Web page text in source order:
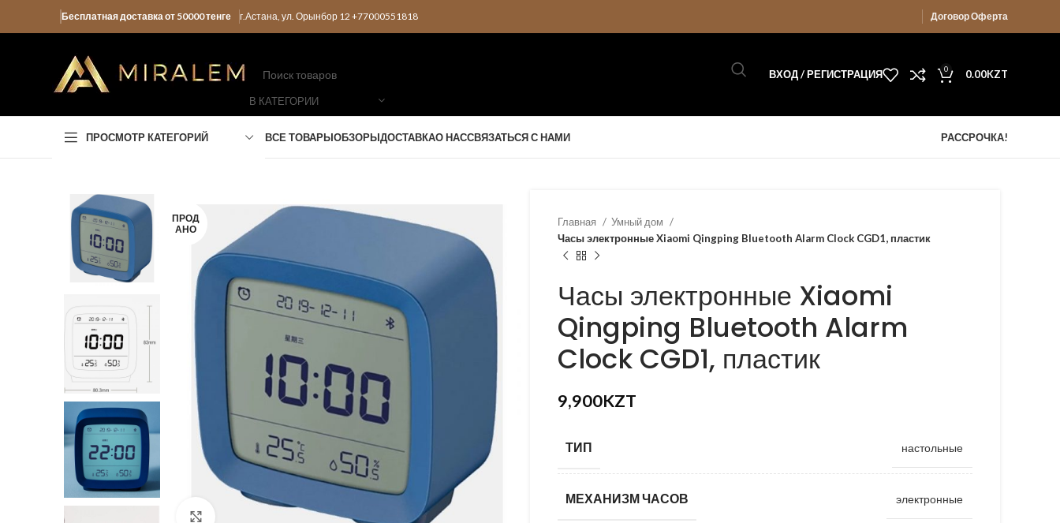
Бесплатная доставка от 50000 тенге г.Астана, ул. Орынбор 12 +77000551818 Договор Оферта
В КАТЕГОРИИ
ВХОД / РЕГИСТРАЦИЯ 0 0.00KZT
ПРОСМОТР КАТЕГОРИЙ ВСЕ ТОВАРЫОБЗОРЫДОСТАВКАО НАССВЯЗАТЬСЯ С НАМИ РАССРОЧКА!
ПРОД
АНО
Нажмите, чтобы увеличить
Главная
Умный дом
Часы электронные Xiaomi Qingping Bluetooth Alarm Clock CGD1, пластик
Часы электронные Xiaomi
Qingping Bluetooth Alarm
Clock CGD1, пластик
9,900KZT
ТИП настольные
МЕХАНИЗМ ЧАСОВ электронные